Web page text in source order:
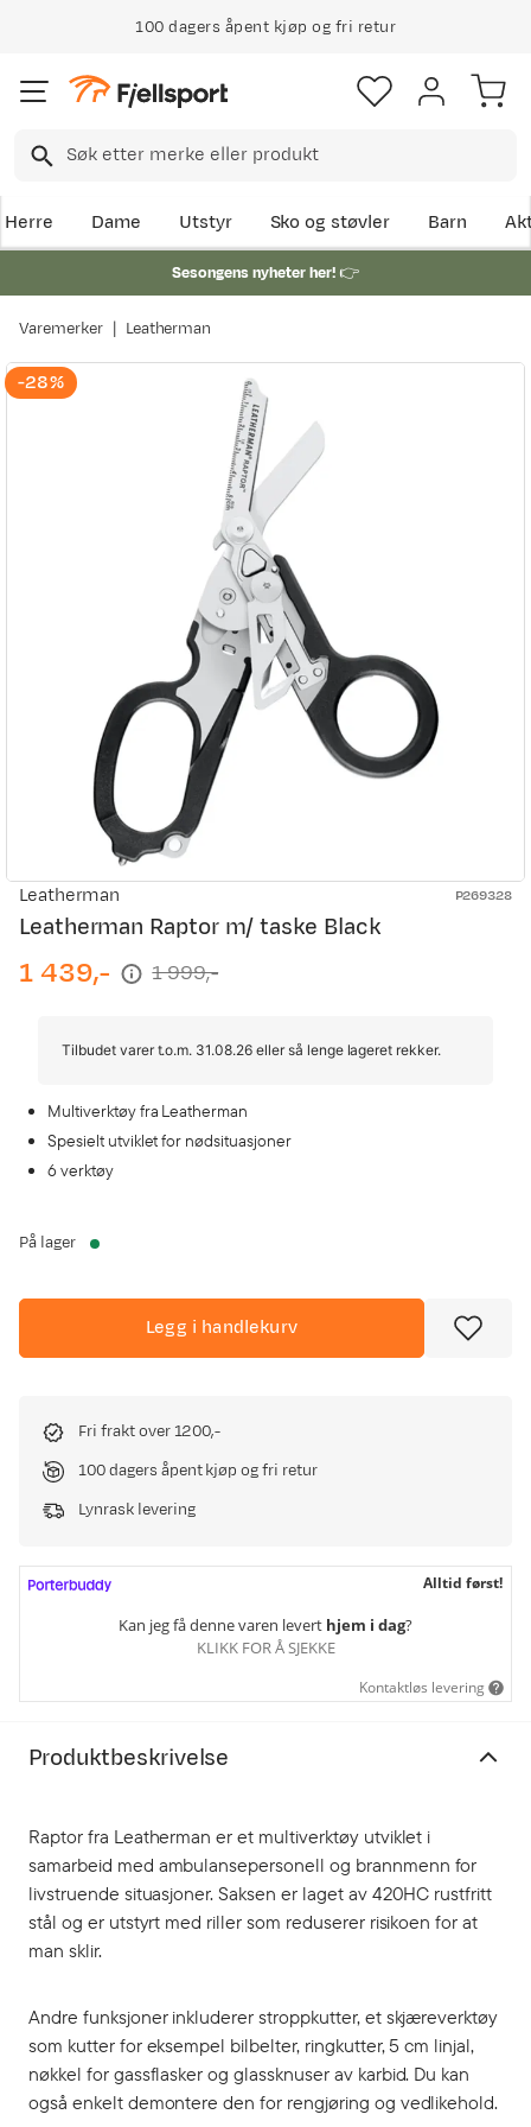
100 dagers åpent kjøp og fri retur
Herre Dame Utstyr Sko og støvler Barn
Sesongens nyheter her!👉
Varemerker Leatherman
-28%
Leatherman P269328
Leatherman Raptor m/ taske Black
discounted
1 439,-
original 1 999,-
Tilbudet varer t.o.m. 31.08.26 eller så lenge lageret rekker.
Multiverktøy fra Leatherman
Spesielt utviklet for nødsituasjoner
6 verktøy
På lager
Legg i handlekurv
Fri frakt over 1200,-
100 dagers åpent kjøp og fri retur
Lynrask levering
Alltid først!
Kan jeg få denne varen levert hjem i dag?
KLIKK FOR Å SJEKKE
Kontaktløs levering
Produktbeskrivelse
Raptor fra Leatherman er et multiverktøy utviklet i
samarbeid med ambulansepersonell og brannmenn for
livstruende situasjoner. Saksen er laget av 420HC rustfritt
stål og er utstyrt med riller som reduserer risikoen for at
man sklir.
Andre funksjoner inkluderer stroppkutter, et skjæreverktøy
som kutter for eksempel bilbelter, ringkutter, 5 cm linjal,
nøkkel for gassflasker og glassknuser av karbid. Du kan
også enkelt demontere den for rengjøring og vedlikehold.